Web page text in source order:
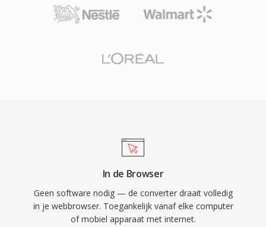
In de Browser
Geen software nodig — de converter draait volledig
in je webbrowser. Toegankelijk vanaf elke computer
of mobiel apparaat met internet.